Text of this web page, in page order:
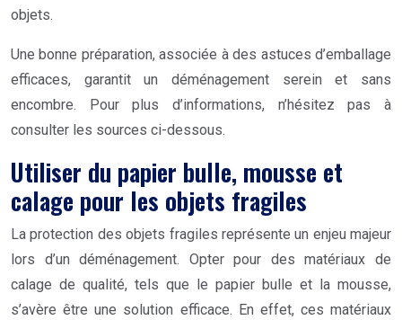
objets.
Une bonne préparation, associée à des astuces d’emballage
efficaces, garantit un déménagement serein et sans
encombre. Pour plus d’informations, n’hésitez pas à
consulter les sources ci-dessous.
Utiliser du papier bulle, mousse et
calage pour les objets fragiles
La protection des objets fragiles représente un enjeu majeur
lors d’un déménagement. Opter pour des matériaux de
calage de qualité, tels que le papier bulle et la mousse,
s’avère être une solution efficace. En effet, ces matériaux